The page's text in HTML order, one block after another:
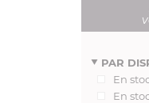
PAR
En
En